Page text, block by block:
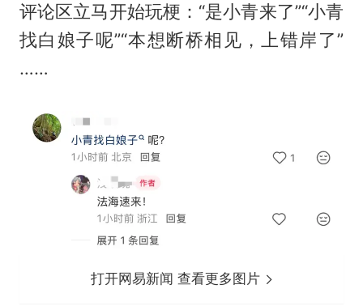
评论区立马开始玩梗：“是小青来了”“小青
找白娘子呢”“本想断桥相见，上错岸了”
……
打开网易新闻 查看更多图片